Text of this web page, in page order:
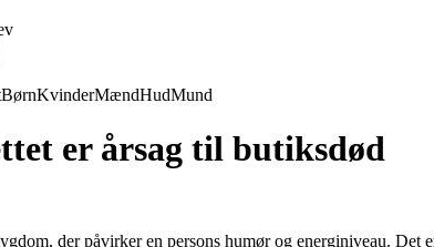
BørnKvinderMændHudMund
er årsag til butiksdød
der påvirker en persons humør og energiniveau.